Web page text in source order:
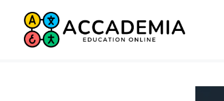
Saltar
contenido